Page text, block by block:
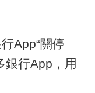
App“關停
銀行App，用